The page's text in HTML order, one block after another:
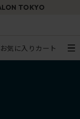
TOKYO
お気に入り カート